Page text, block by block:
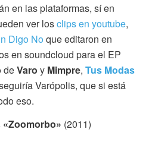
en las plataformas, sí en
ver losclips en youtube,
Digo Noque editaron en
en soundcloud para el EP
deVaro y Mimpre, Tus Modas
Varópolis, que si está
eso.
«Zoomorbo» (2011)